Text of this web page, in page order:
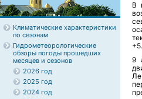
Климатические характеристики
по сезонам
Гидрометеорологические
обзоры погоды прошедших
месяцев и сезонов
2026 год
2025 год
2024 год
В
9